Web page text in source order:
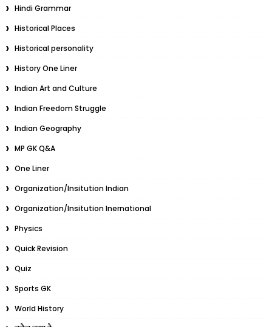
Hindi Grammar
Historical Places
Historical personality
History One Liner
Indian Art and Culture
Indian Freedom Struggle
Indian Geography
MP GK Q&A
One Liner
Organization/Insitution Indian
Organization/Insitution Inernational
Physics
Quick Revision
Quiz
Sports GK
World History